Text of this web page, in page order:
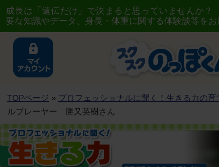
成長は「遺伝だけ」で決まると思っていませんか
要な知識やデータ、身長・体重に関する体験談等を
TOPページ » プロフェッショナルに聞く！生きる力の育
ルプレーヤー 勝又英樹さん